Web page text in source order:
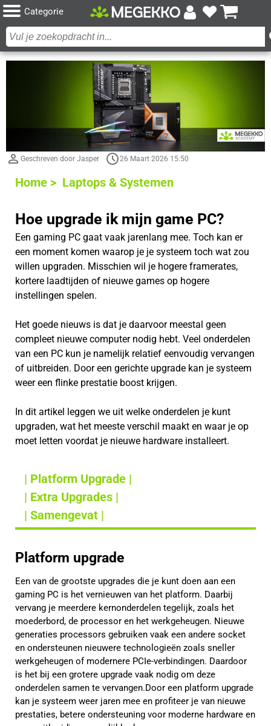
Categorie
Geschreven door Jasper 26 Maart 2026 15:50
Home > Laptops & Systemen
Hoe upgrade ik mijn game PC?
Een gaming PC gaat vaak jarenlang mee. Toch kan er
een moment komen waarop je je systeem toch wat zou
willen upgraden. Misschien wil je hogere framerates,
kortere laadtijden of nieuwe games op hogere
instellingen spelen.
Het goede nieuws is dat je daarvoor meestal geen
compleet nieuwe computer nodig hebt. Veel onderdelen
van een PC kun je namelijk relatief eenvoudig vervangen
of uitbreiden. Door een gerichte upgrade kan je systeem
weer een flinke prestatie boost krijgen.
In dit artikel leggen we uit welke onderdelen je kunt
upgraden, wat het meeste verschil maakt en waar je op
moet letten voordat je nieuwe hardware installeert.
| Platform Upgrade |
| Extra Upgrades |
| Samengevat |
Platform upgrade
Een van de grootste upgrades die je kunt doen aan een
gaming PC is het vernieuwen van het platform. Daarbij
vervang je meerdere kernonderdelen tegelijk, zoals het
moederbord, de processor en het werkgeheugen. Nieuwe
generaties processors gebruiken vaak een andere socket
en ondersteunen nieuwere technologieën zoals sneller
werkgeheugen of modernere PCIe-verbindingen. Daardoor
is het bij een grotere upgrade vaak nodig om deze
onderdelen samen te vervangen.Door een platform upgrade
kan je systeem weer jaren mee en profiteer je van nieuwe
prestaties, betere ondersteuning voor moderne hardware en